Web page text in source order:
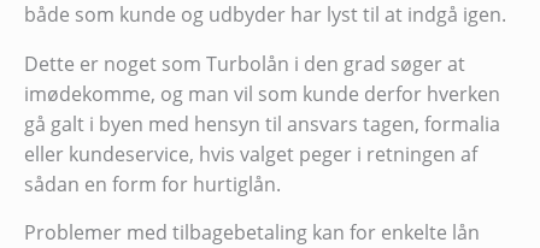
både som kunde og udbyder har lyst til at indgå igen.
Dette er noget som Turbolån i den grad søger at
imødekomme, og man vil som kunde derfor hverken
gå galt i byen med hensyn til ansvars tagen, formalia
eller kundeservice, hvis valget peger i retningen af
sådan en form for hurtiglån.
Problemer med tilbagebetaling kan for enkelte lån